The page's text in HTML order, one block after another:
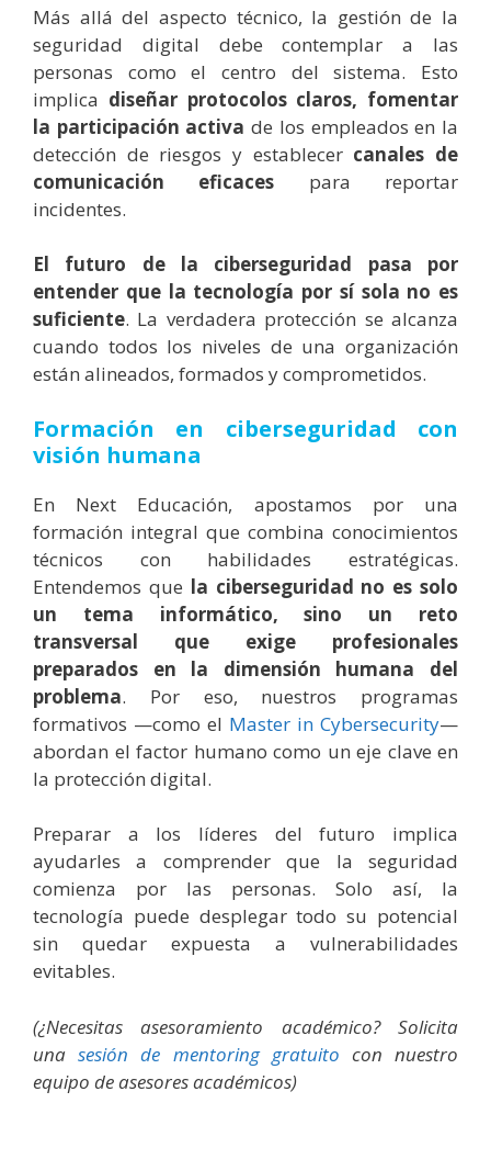
Más allá del aspecto técnico, la gestión de la
seguridad digital debe contemplar a las
personas como el centro del sistema. Esto
implica diseñar protocolos claros, fomentar
la participación activa de los empleados en la
detección de riesgos y establecercanales de
comunicación eficaces para reportar
incidentes.
El futuro de la ciberseguridad pasa por
entender que la tecnología por sí sola no es
suficiente. La verdadera protección se alcanza
cuando todos los niveles de una organización
están alineados, formados y comprometidos.
Formación en ciberseguridad con
visión humana
En Next Educación, apostamos por una
formación integral que combina conocimientos
técnicos con habilidades estratégicas.
Entendemos que la ciberseguridad no es solo
un tema informático, sino un reto
transversal que exige profesionales
preparados en la dimensión humana del
problema. Por eso, nuestros programas
formativos —como el Master in Cybersecurity—
abordan el factor humano como un eje clave en
la protección digital.
Preparar a los líderes del futuro implica
ayudarles a comprender que la seguridad
comienza por las personas. Solo así, la
tecnología puede desplegar todo su potencial
sin quedar expuesta a vulnerabilidades
evitables.
(¿Necesitas asesoramiento académico? Solicita
unasesión de mentoring gratuito con nuestro
equipo de asesores académicos)